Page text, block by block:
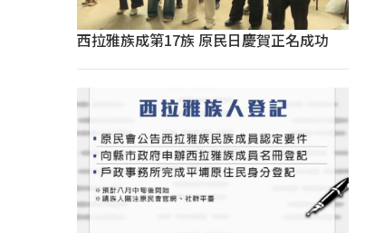
西拉雅族成第17族 原民日慶賀正名成功